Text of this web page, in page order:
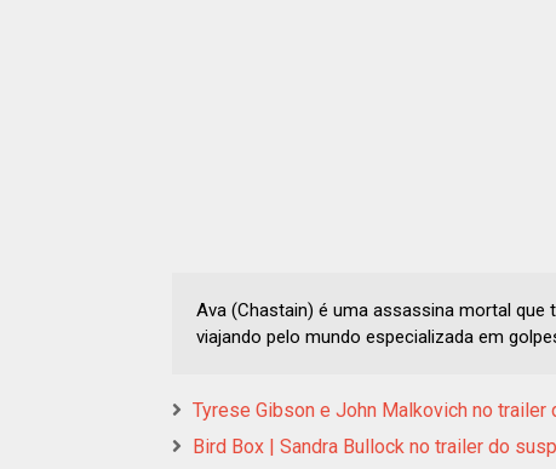
Ava (Chastain) é uma assassina mortal
viajando pelo mundo especializada em
Tyrese Gibson e John Malkovich no trailer
Bird Box | Sandra Bullock no trailer do